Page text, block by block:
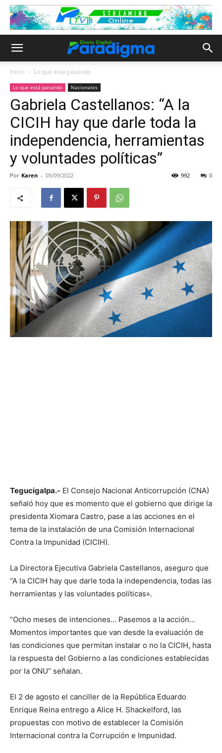
Inicio Lo que está pasando
Lo que está pasando Nacionales
Gabriela Castellanos: “A la
CICIH hay que darle toda la
independencia, herramientas
y voluntades políticas”
Por Karen - 05/09/2022 0
992
Tegucigalpa.- El Consejo Nacional Anticorrupción (CNA)
señaló hoy que es momento que el gobierno que dirige la
presidenta Xiomara Castro, pase a las acciones en el
tema de la instalación de una Comisión Internacional
Contra la Impunidad (CICIH).
La Directora Ejecutiva Gabriela Castellanos, aseguro que
“A la CICIH hay que darle toda la independencia, todas las
herramientas y las voluntades políticas».
“Ocho meses de intenciones… Pasemos a la acción…
Momentos importantes que van desde la evaluación de
las condiciones que permitan instalar o no la CICIH, hasta
la respuesta del Gobierno a las condiciones establecidas
por la ONU” señalan.
El 2 de agosto el canciller de la República Eduardo
Enrique Reina entrego a Alice H. Shackelford, las
propuestas con motivo de establecer la Comisión
Internacional contra la Corrupción e Impunidad.